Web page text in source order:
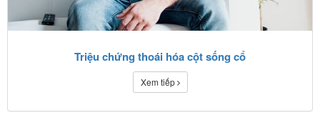
Triệu chứng thoái hóa cột sống cổ
Xem tiếp